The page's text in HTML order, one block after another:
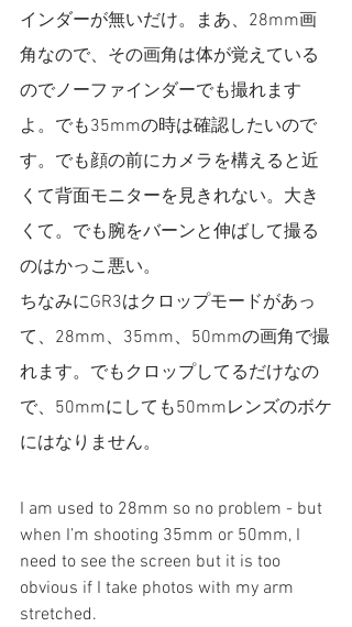
インダーが無いだけ。まあ、28mm画
角なので、その画角は体が覚えている
のでノーファインダーでも撮れます
よ。でも35mmの時は確認したいので
す。でも顔の前にカメラを構えると近
くて背面モニターを見きれない。大き
くて。でも腕をバーンと伸ばして撮る
のはかっこ悪い。
ちなみにGR3はクロップモードがあっ
て、28mm、35mm、50mmの画角で撮
れます。でもクロップしてるだけなの
で、50mmにしても50mmレンズのボケ
にはなりません。
I am used to 28mm so no problem - but
when I’m shooting 35mm or 50mm, I
need to see the screen but it is too
obvious if I take photos with my arm
stretched.